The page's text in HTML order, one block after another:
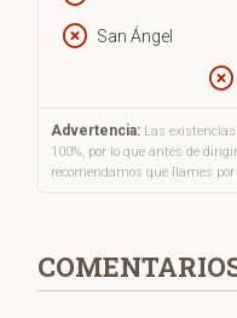
San Ángel
Advertencia: Las
100%, por lo que antes de
recomendamos que llames